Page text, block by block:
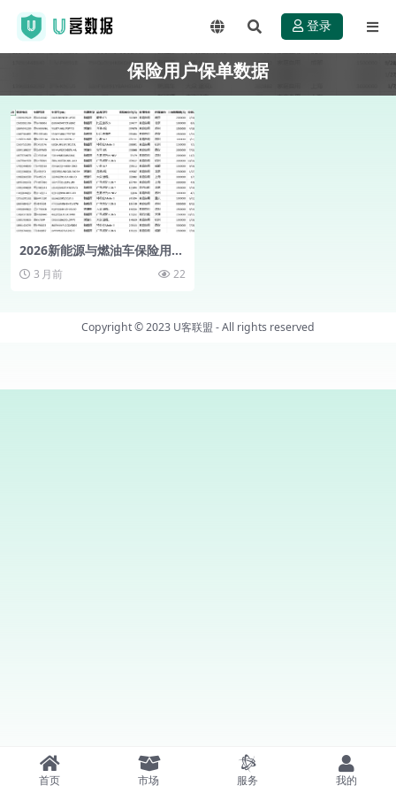
登录
保险用户保单数据
2026新能源与燃油车保险用户
有效（10万+ ）
3 月前 22
Copyright © 2023 U客联盟 - All rights reserved
首页 市场 服务 我的